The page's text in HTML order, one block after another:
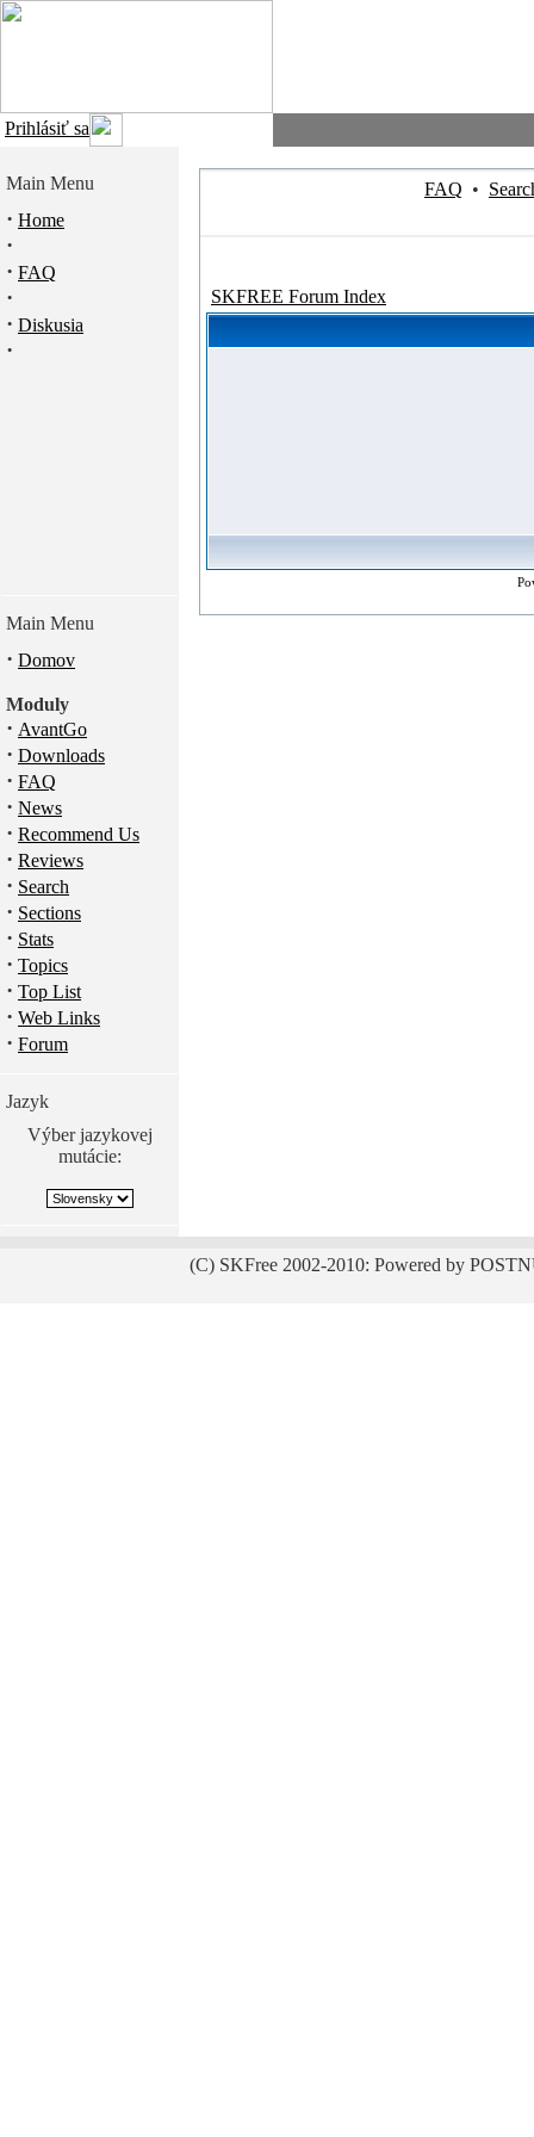
Prihlásiť sa
Main Menu
· Home
·
· FAQ
·
· Diskusia
·
Main Menu
· Domov
Moduly
· AvantGo
· Downloads
· FAQ
· News
· Recommend Us
· Reviews
· Search
· Sections
· Stats
· Topics
· Top List
· Web Links
· Forum
Jazyk
Výber jazykovej
mutácie:
FAQ •
SKFREE Forum Index
(C) SKFree 2002-2010: Powered by